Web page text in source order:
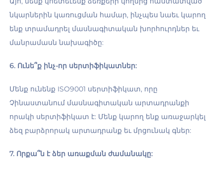
նկարներին կառուցման համար, ինչպես նաեւ կարող
ենք տրամադրել մասնագիտական խորհուրդներ եւ
մանրամասն նախագիծը:
6. Ունե՞ք ինչ-որ սերտիֆիկատներ:
Մենք ունենք ISO9001 սերտիֆիկատ, որը
Չինաստանում մասնագիտական արտադրանքի
որակի սերտիֆիկատ է: Մենք կարող ենք առաջարկել
ձեզ բարձրորակ արտադրանք եւ մրցունակ գներ:
7. Որքա՞ն է ձեր առաքման ժամանակը: